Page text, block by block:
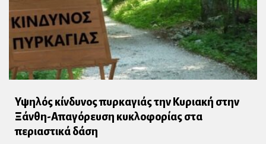
Υψηλός κίνδυνος πυρκαγιάς την Κυριακή στην
Ξάνθη-Απαγόρευση κυκλοφορίας στα
περιαστικά δάση